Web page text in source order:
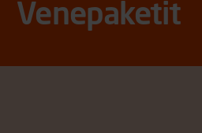
Venepaketit